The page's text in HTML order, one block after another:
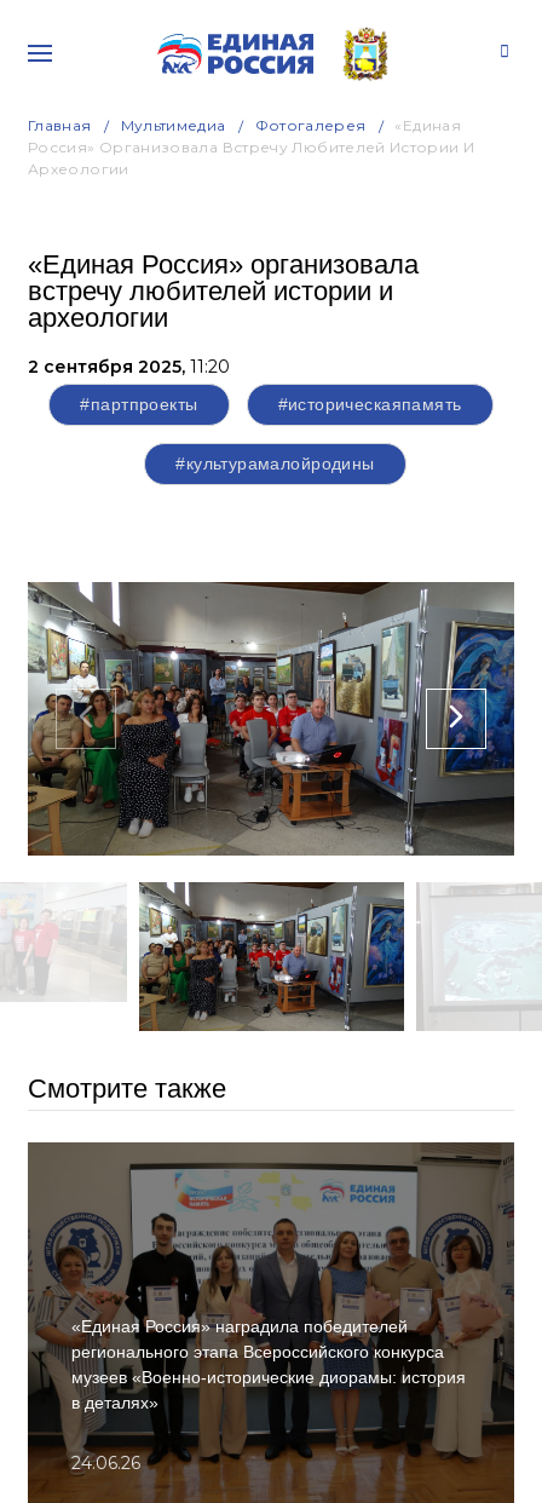
Главная Мультимедиа Фотогалерея
«Единая
Россия» Организовала Встречу Любителей Истории И
Археологии
«Единая Россия» организовала
встречу любителей истории и
археологии
2 сентября 2025, 11:20
#партпроекты #историческаяпамять
#культурамалойродины
Смотрите также
«Единая Россия» наградила победителей
регионального этапа Всероссийского конкурса
музеев «Военно-исторические диорамы: история
в деталях»
24.06.26